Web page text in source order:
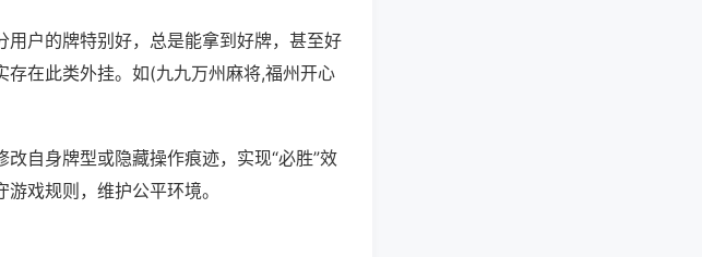
户的牌特别好，总是能拿到好牌，甚至好
在此类外挂。如(九九万州麻将,福州开心
自身牌型或隐藏操作痕迹，实现“必胜”效
戏规则，维护公平环境。